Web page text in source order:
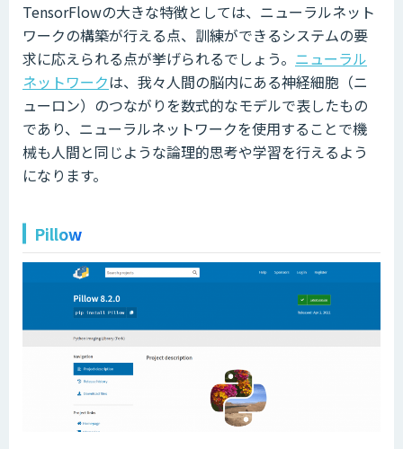
TensorFlowの大きな特徴としては、ニューラルネット
ワークの構築が行える点、訓練ができるシステムの要
求に応えられる点が挙げられるでしょう。 ニューラル
ネットワークは、我々人間の脳内にある神経細胞（ニ
ューロン）のつながりを数式的なモデルで表したもの
であり、ニューラルネットワークを使用することで機
械も人間と同じような論理的思考や学習を行えるよう
になります。
Pillow